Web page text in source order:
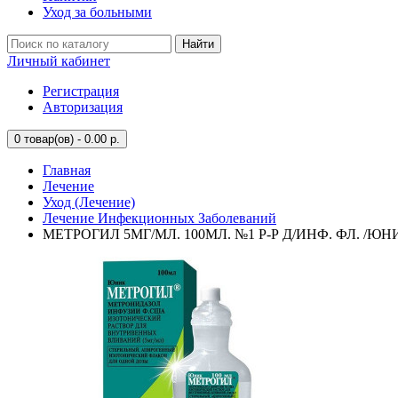
Уход за больными
Найти
Личный кабинет
Регистрация
Авторизация
0 товар(ов) - 0.00 р.
Главная
Лечение
Уход (Лечение)
Лечение Инфекционных Заболеваний
МЕТРОГИЛ 5МГ/МЛ. 100МЛ. №1 Р-Р Д/ИНФ. ФЛ. /